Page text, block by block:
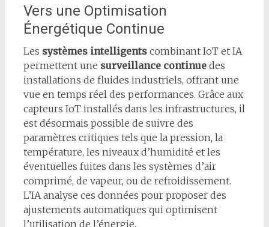
Vers une Optimisation
Énergétique Continue
Les systèmes intelligentscombinant IoT et IA
permettent une surveillance continuedes
installations de fluides industriels, offrant une
vue en temps réel des performances. Grâce aux
capteurs IoT installés dans les infrastructures, il
est désormais possible de suivre des
paramètres critiques tels que la pression, la
température, les niveaux d’humidité et les
éventuelles fuites dans les systèmes d’air
comprimé, de vapeur, ou de refroidissement.
L’IA analyse ces données pour proposer des
ajustements automatiques qui optimisent
l’utilisation de l’énergie.